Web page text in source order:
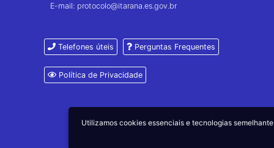
E-mail: protocolo@itarana.es.gov.br
Telefones úteis Perguntas Frequentes
Política de Privacidade
Utilizamos cookies essenciais e tecnologias